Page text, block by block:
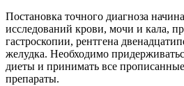
Постановка точного диагноза
исследований крови, мочи и кала,
гастроскопии, рентгена
желудка. Необходимо
диеты и принимать все
препараты.